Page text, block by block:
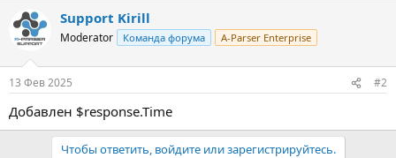
Support Kirill
Moderator Команда форума A-Parser Enterprise
13 Фев 2025 #2
Добавлен $response.Time
Чтобы ответить, войдите или зарегистрируйтесь.